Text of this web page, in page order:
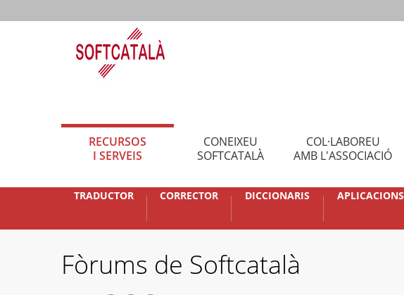
RECURSOS
I SERVEIS
CONEIXEU
SOFTCATALÀ
COL·LABOREU
AMB L'ASSOCIACIÓ
TRADUCTOR CORRECTOR DICCIONARIS APLICACIONS
Fòrums de Softcatalà